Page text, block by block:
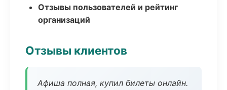
Отзывы пользователей и рейтинг
организаций
Отзывы клиентов
Афиша полная, купил билеты онлайн.